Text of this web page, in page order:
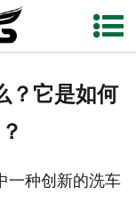
站首页
？它是如何
一种创新的洗车